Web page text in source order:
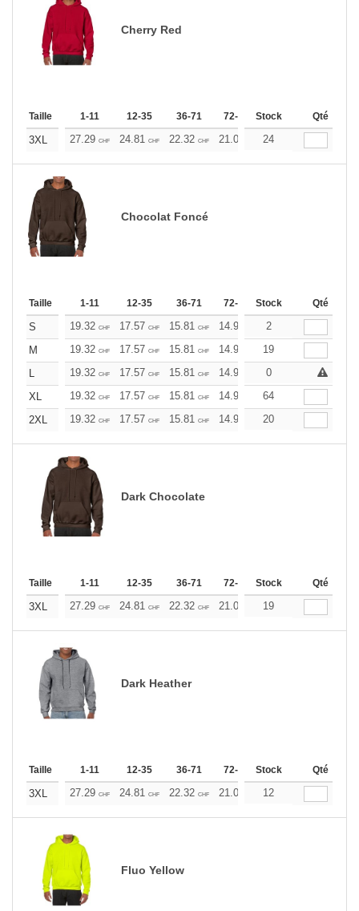
Cherry Red
Taille 1-11 12-35 36-71 72-143 144-287 288 +
Stock Qté
3XL 27.29 CHF 24.81 CHF 22.32 CHF 21.09 19.85
24
Chocolat Foncé
Taille 1-11 12-35 36-71 72-143 144-287 288 +
Stock Qté
S 19.32 CHF 17.57 CHF 15.81 CHF 14.93 14.06
2
M
19.32 CHF 17.57 CHF 15.81 CHF 14.93 14.06
19
L
19.32 CHF 17.57 CHF 15.81 CHF 14.93 14.06 13.17
0
XL
19.32 CHF 17.57 CHF 15.81 CHF 14.93 14.06
64
2XL
19.32 CHF 17.57 CHF 15.81 CHF 14.93 14.06
20
Dark Chocolate
Taille 1-11 12-35 36-71 72-143 144-287 288 +
Stock Qté
3XL 27.29 CHF 24.81 CHF 22.32 CHF 21.09 19.85
19
Dark Heather
Taille 1-11 12-35 36-71 72-143 144-287 288 +
Stock Qté
3XL 27.29 CHF 24.81 CHF 22.32 CHF 21.09 19.85
12
Fluo Yellow